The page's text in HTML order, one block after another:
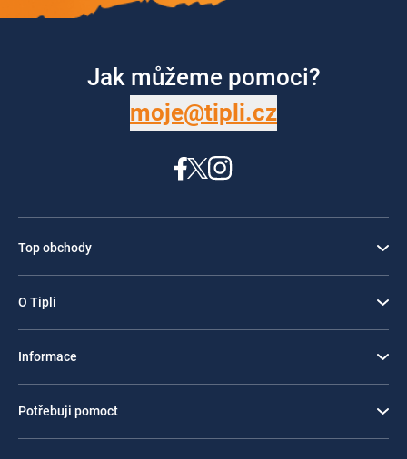
Jak můžeme pomoci?
moje@tipli.cz
Top obchody
O Tipli
Informace
Potřebuji pomoct